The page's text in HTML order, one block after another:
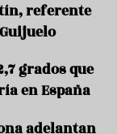
referente
grados que
en España
adelantan